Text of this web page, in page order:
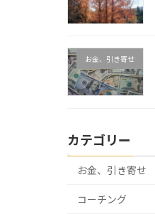
お金、引き寄せ
カテゴリー
お金、引き寄せ
コーチング